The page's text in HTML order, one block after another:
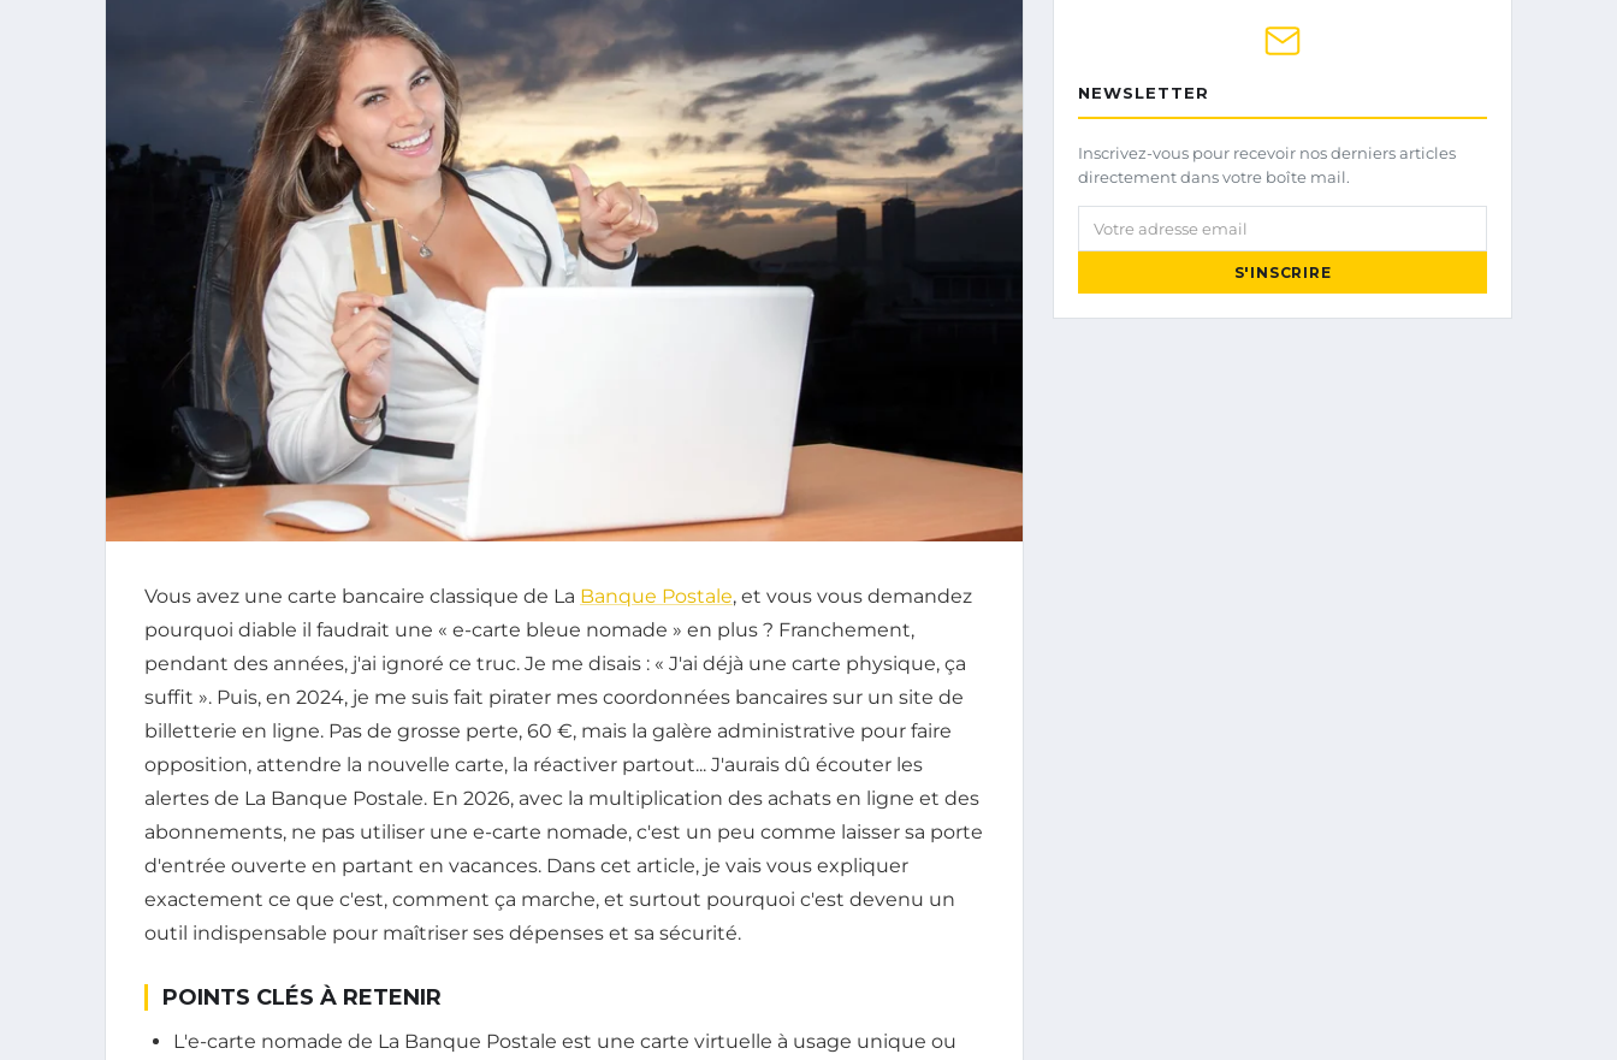
Vous avez une carte bancaire classique de La Banque Postale, et vous vous demandez
pourquoi diable il faudrait une « e-carte bleue nomade » en plus ? Franchement,
pendant des années, j'ai ignoré ce truc. Je me disais : « J'ai déjà une carte physique, ça
suffit ». Puis, en 2024, je me suis fait pirater mes coordonnées bancaires sur un site de
billetterie en ligne. Pas de grosse perte, 60 €, mais la galère administrative pour faire
opposition, attendre la nouvelle carte, la réactiver partout... J'aurais dû écouter les
alertes de La Banque Postale. En 2026, avec la multiplication des achats en ligne et des
abonnements, ne pas utiliser une e-carte nomade, c'est un peu comme laisser sa porte
d'entrée ouverte en partant en vacances. Dans cet article, je vais vous expliquer
exactement ce que c'est, comment ça marche, et surtout pourquoi c'est devenu un
outil indispensable pour maîtriser ses dépenses et sa sécurité.
POINTS CLÉS À RETENIR
L'e-carte nomade de La Banque Postale est une carte virtuelle à usage unique ou
NEWSLETTER
Inscrivez-vous pour recevoir nos derniers articles
directement dans votre boîte mail.
Votre adresse email
S'INSCRIRE